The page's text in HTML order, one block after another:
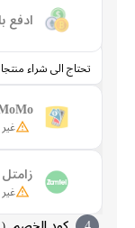
ادفع
تحتاج الى شراء منتجات أعلى
MTN MoMo زامبيا
غير متوفر
زامتل موني
غير متوفر